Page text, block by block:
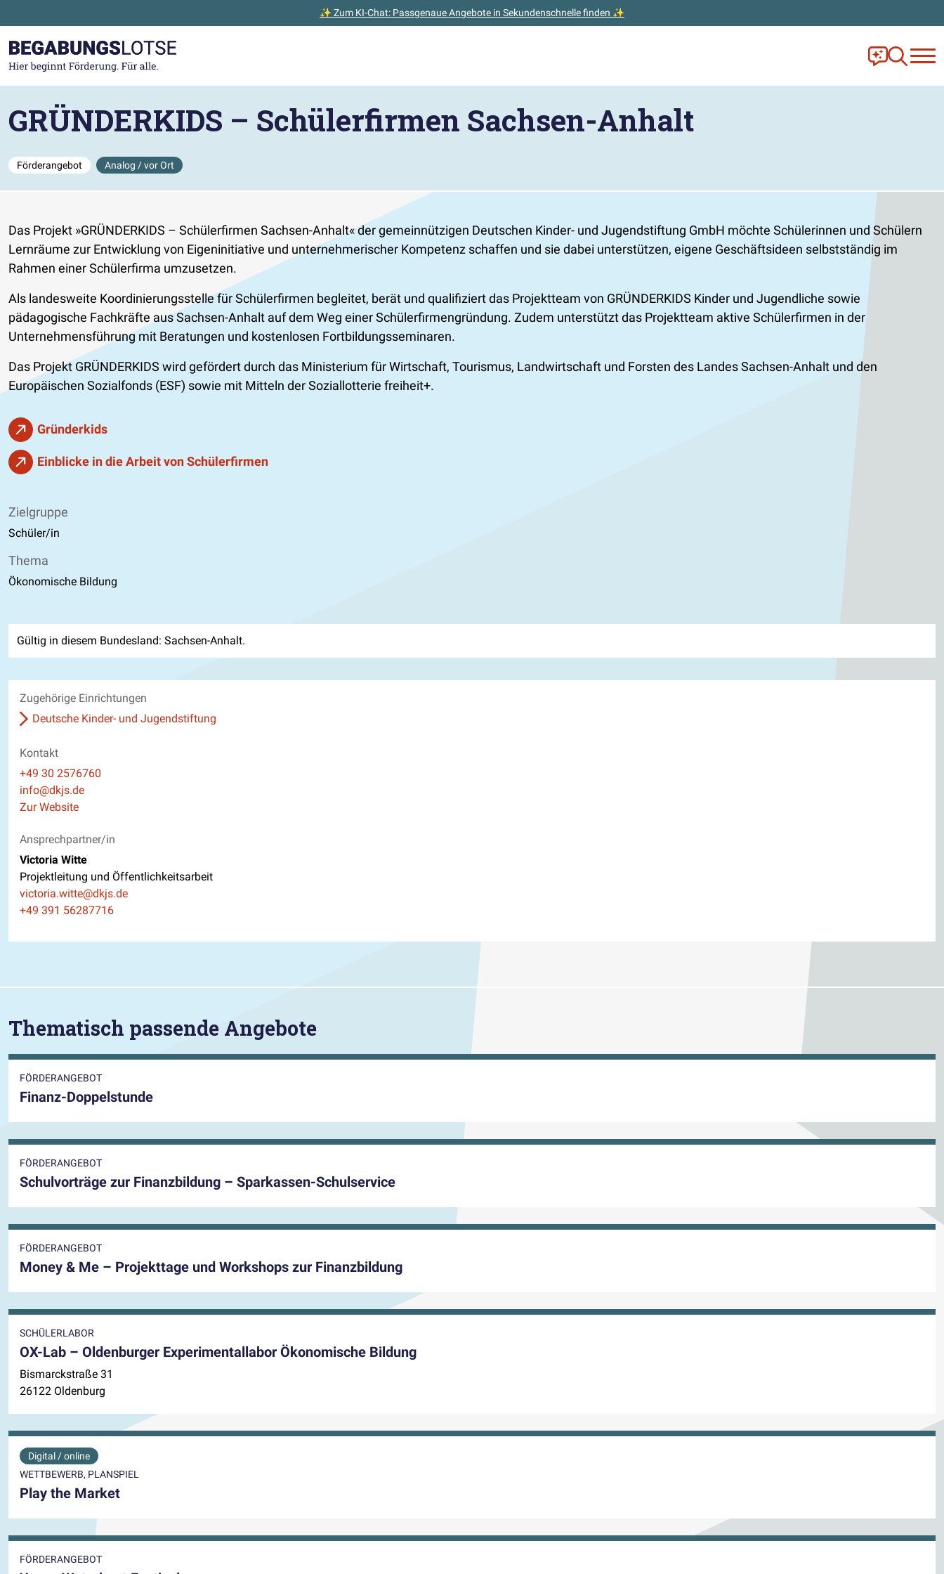
✨ Zum KI-Chat: Passgenaue Angebote in Sekundenschnelle finden ✨
Zur Startseite gehen
Frag Ella!
Zur
GRÜNDERKIDS – Schülerfirmen Sachsen-Anhalt
Förderangebot Analog / vor Ort
Das Projekt »GRÜNDERKIDS – Schülerfirmen Sachsen-Anhalt« der gemeinnützigen Deutschen Kinder- und Jugendstiftung GmbH möchte Schülerinnen und Schülern
Lernräume zur Entwicklung von Eigeninitiative und unternehmerischer Kompetenz schaffen und sie dabei unterstützen, eigene Geschäftsideen selbstständig im
Rahmen einer Schülerfirma umzusetzen.
Als landesweite Koordinierungsstelle für Schülerfirmen begleitet, berät und qualifiziert das Projektteam von GRÜNDERKIDS Kinder und Jugendliche sowie
pädagogische Fachkräfte aus Sachsen-Anhalt auf dem Weg einer Schülerfirmengründung. Zudem unterstützt das Projektteam aktive Schülerfirmen in der
Unternehmensführung mit Beratungen und kostenlosen Fortbildungsseminaren.
Das Projekt GRÜNDERKIDS wird gefördert durch das Ministerium für Wirtschaft, Tourismus, Landwirtschaft und Forsten des Landes Sachsen-Anhalt und den
Europäischen Sozialfonds (ESF) sowie mit Mitteln der Soziallotterie freiheit+.
Gründerkids
Einblicke in die Arbeit von Schülerfirmen
Zielgruppe
Schüler/in
Thema
Ökonomische Bildung
Gültig in diesem Bundesland: Sachsen-Anhalt.
Zugehörige Einrichtungen
Deutsche Kinder- und Jugendstiftung
Kontakt
Telefon
+49 30 2576760
E-Mail
info@dkjs.de
Website
Zur Website
Ansprechpartner/in
Victoria Witte
Projektleitung und Öffentlichkeitsarbeit
E-Mail
victoria.witte@dkjs.de
Telefon
+49 391 56287716
Thematisch passende Angebote
FÖRDERANGEBOT
Finanz-Doppelstunde
FÖRDERANGEBOT
Schulvorträge zur Finanzbildung – Sparkassen-Schulservice
FÖRDERANGEBOT
Money & Me – Projekttage und Workshops zur Finanzbildung
SCHÜLERLABOR
OX-Lab – Oldenburger Experimentallabor Ökonomische Bildung
Bismarckstraße 31
26122 Oldenburg
Digital / online
WETTBEWERB, PLANSPIEL
Play the Market
FÖRDERANGEBOT